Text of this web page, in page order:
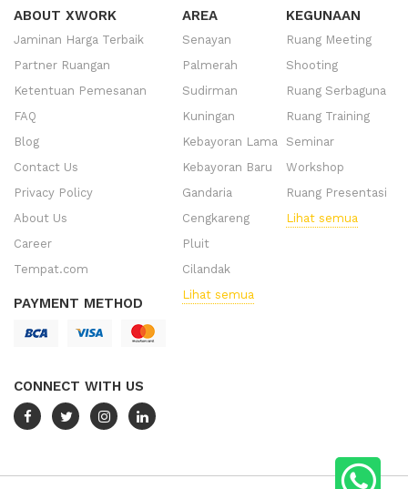
ABOUT XWORK
Jaminan Harga Terbaik
Partner Ruangan
Ketentuan Pemesanan
FAQ
Blog
Contact Us
Privacy Policy
About Us
Career
Tempat.com
PAYMENT METHOD
CONNECT WITH US
AREA
Senayan
Palmerah
Sudirman
Kuningan
Kebayoran Lama
Kebayoran Baru
Gandaria
Cengkareng
Pluit
Cilandak
Lihat semua
KEGUNAAN
Ruang Meeting
Shooting
Ruang Serbaguna
Ruang Training
Seminar
Workshop
Ruang Presentasi
Lihat semua